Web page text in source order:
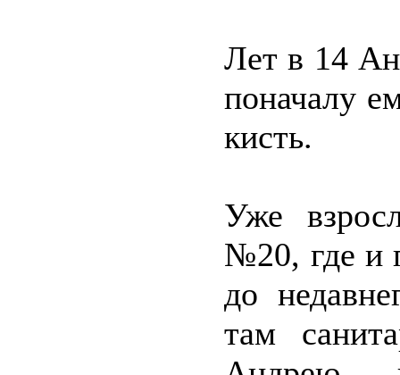
Лет в 14
поначалу
кисть.
Уже
№20, где и
до
там